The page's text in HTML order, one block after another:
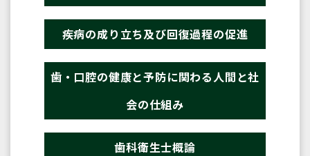
疾病の成り立ち及び回復過程の促進
歯・口腔の健康と予防に関わる人間と社
会の仕組み
歯科衛生士概論